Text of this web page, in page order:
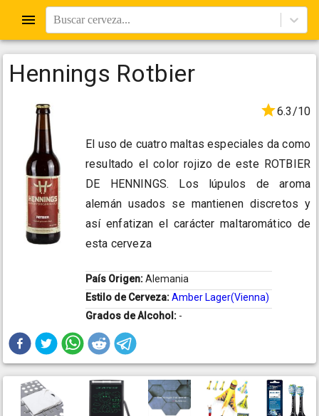
Buscar cerveza...
Hennings Rotbier
6.3/10
El uso de cuatro maltas especiales da como
resultado el color rojizo de este ROTBIER
DE HENNINGS. Los lúpulos de aroma
alemán usados se mantienen discretos y
así enfatizan el carácter maltaromático de
esta cerveza
País Origen:Alemania
Estilo de Cerveza:Amber Lager(Vienna)
Grados de Alcohol: -